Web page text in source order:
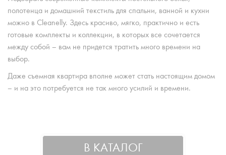
полотенца и домашний текстиль для спальни, ванной и кухни
можно в Cleanelly. Здесь красиво, мягко, практично и есть
готовые комплекты и коллекции, в которых все сочетается
между собой – вам не придется тратить много времени на
выбор.
Даже съемная квартира вполне может стать настоящим домом
– и на это потребуется не так много усилий и времени.
В КАТАЛОГ